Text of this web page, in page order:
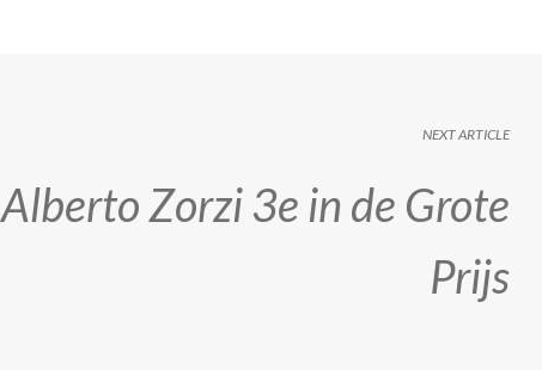
NEXT ARTICLE
Alberto Zorzi 3e in de Grote
Prijs